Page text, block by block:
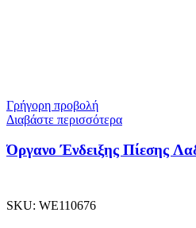
Γρήγορη προβολή
Διαβάστε περισσότερα
Όργανο Ένδειξης Πίεσης
SKU: WE110676